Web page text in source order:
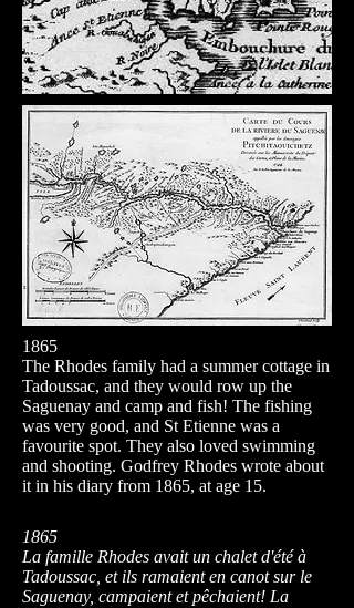
1865
The Rhodes family had a summer cottage in
Tadoussac, and they would row up the
Saguenay and camp and fish! The fishing
was very good, and St Etienne was a
favourite spot. They also loved swimming
and shooting. Godfrey Rhodes wrote about
it in his diary from 1865, at age 15.
1865
La famille Rhodes avait un chalet d'été à
Tadoussac, et ils ramaient en canot sur le
Saguenay, campaient et pêchaient! La